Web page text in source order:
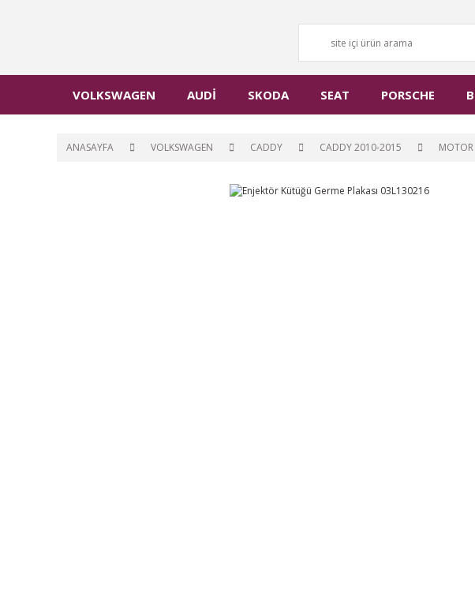
VOLKSWAGEN AUDİ SKODA SEAT PORSCHE
ANASAYFA VOLKSWAGEN CADDY CADDY 2010-2015 MOTOR